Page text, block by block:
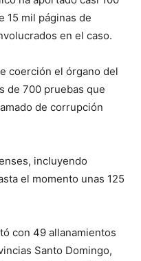
15 mil páginas de
en el caso.
coerción el órgano del
de 700 pruebas que
de corrupción
incluyendo
el momento unas 125
con 49 allanamientos
Santo Domingo,